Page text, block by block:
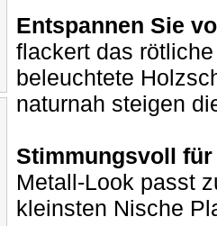
Entspannen Sie
flackert das
beleuchtete
naturnah steigen
Stimmungsvoll
Metall-Look passt
kleinsten Nische